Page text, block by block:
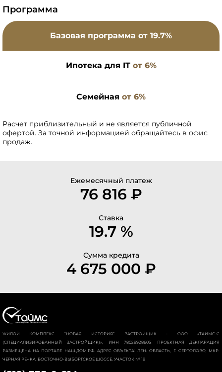
Программа
Базовая программа от 19.7%
Ипотека для IT от 6%
Семейная от 6%
Расчет приблизительный и не является публичной
офертой. За точной информацией обращайтесь в офис
продаж.
Ежемесячный платеж
76 816 ₽
Ставка
19.7 %
Сумма кредита
4 675 000 ₽
ЖИЛОЙ КОМПЛЕКС “НОВАЯ ИСТОРИЯ”. ЗАСТРОЙЩИК - ООО «ТАЙМС-С
(СПЕЦИАЛИЗИРОВАННЫЙ ЗАСТРОЙЩИК)», ИНН 78028928605. ПРОЕКТНАЯ ДЕКЛАРАЦИЯ
РАЗМЕЩЕНА НА ПОРТАЛЕ НАШ.ДОМ.РФ. АДРЕС ОБЪЕКТА: ЛЕН. ОБЛАСТЬ, Г. СЕРТОЛОВО, МКР.
ЧЕРНАЯ РЕЧКА, ВОСТОЧНО-ВЫБОРГСКОЕ ШОССЕ, УЧАСТОК № 18